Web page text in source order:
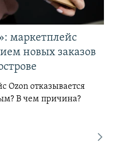
маркетплейс
новых заказов
Ozon отказывается
В чем причина?